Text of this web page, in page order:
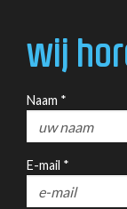
wij
Naam *
E-mail *